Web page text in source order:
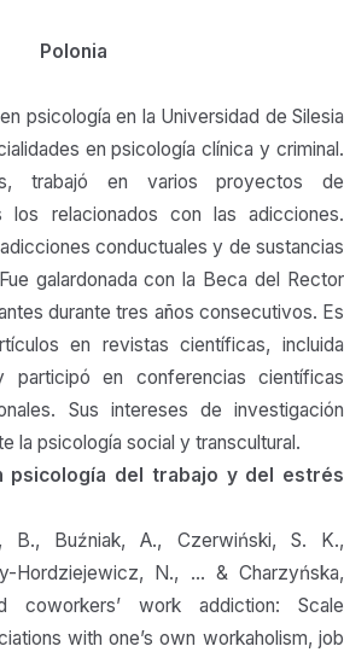
Polonia
psicología en la Universidad de Silesia
en psicología clínica y criminal.
trabajó en varios proyectos de
los relacionados con las adicciones.
conductuales y de sustancias
galardonada con la Beca del Rector
durante tres años consecutivos. Es
en revistas científicas, incluida
participó en conferencias científicas
Sus intereses de investigación
la psicología social y transcultural.
psicología del trabajo y del estrés
B., Buźniak, A., Czerwiński, S. K.,
Hordziejewicz, N., … & Charzyńska,
coworkers’ work addiction: Scale
with one’s own workaholism, job